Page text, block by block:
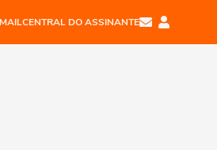
CENTRAL DO ASSINANTE